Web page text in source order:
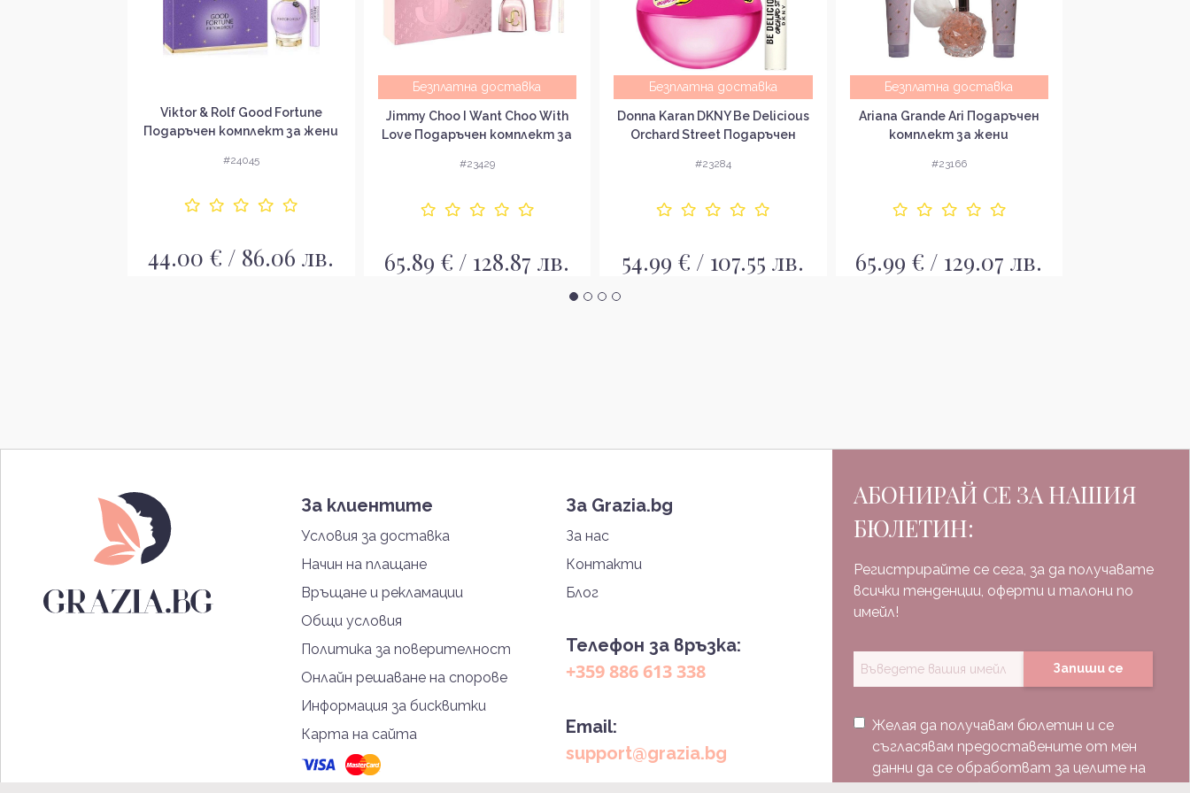
Viktor & Rolf Good Fortune
Подаръчен комплект за жени
#24045
44.00 € / 86.06 лв.
Безплатна доставка
Jimmy Choo I Want Choo With
Love Подаръчен комплект за
#23429
65.89 € / 128.87 лв.
Безплатна доставка
Donna Karan DKNY Be Delicious
Orchard Street Подаръчен
#23284
54.99 € / 107.55 лв.
Безплатна доставка
Ariana Grande Ari Подаръчен
комплект за жени
#23166
65.99 € / 129.07 лв.
За клиентите
Условия за доставка
Начин на плащане
Връщане и рекламации
Общи условия
Политика за поверителност
Онлайн решаване на спорове
Информация за бисквитки
Карта на сайта
За Grazia.bg
За нас
Контакти
Блог
Телефон за връзка:
+359 886 613 338
Email:
support@grazia.bg
АБОНИРАЙ СЕ ЗА НАШИЯ
БЮЛЕТИН:
Регистрирайте се сега, за да получавате
всички тенденции, оферти и талони по
имейл!
Запиши се
Желая да получавам бюлетин и се
съгласявам предоставените от мен
данни да се обработват за целите на